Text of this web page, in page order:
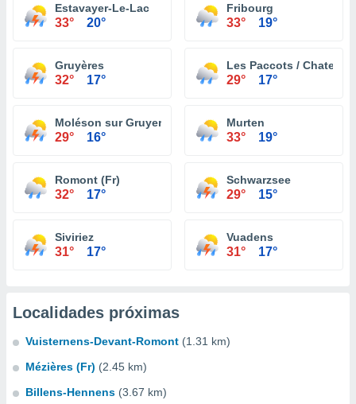
Estavayer-Le-Lac
33° 20°
Fribourg
33° 19°
Gruyères
32° 17°
Les Paccots / Chatel St
29° 17°
Moléson sur Gruyeres
29° 16°
Murten
33° 19°
Romont (Fr)
32° 17°
Schwarzsee
29° 15°
Siviriez
31° 17°
Vuadens
31° 17°
Localidades próximas
Vuisternens-Devant-Romont (1.31 km)
Mézières (Fr) (2.45 km)
Billens-Hennens (3.67 km)